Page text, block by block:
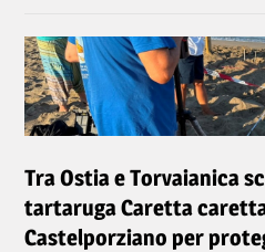
Tra Ostia e Torvaianica
tartaruga Caretta
Castelporziano per